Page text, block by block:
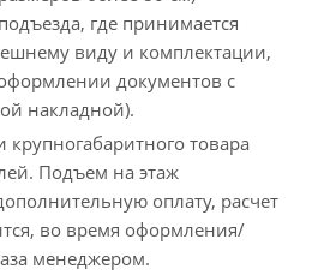
где принимается
виду и комплектации,
документов с
накладной).
крупногабаритного товара
Подъем на этаж
оплату, расчет
во время оформления/
менеджером.